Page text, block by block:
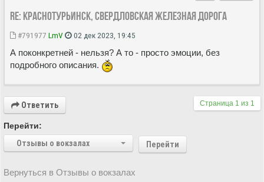
Re: Краснотурьинск, Свердловская железная дорога
#791977 LmV 02 дек 2023, 19:45
А поконкретней - нельзя? А то - просто эмоции, без
подробного описания.
Ответить Страница 1 из 1
Перейти:
Отзывы о вокзалах
Перейти
Вернуться в Отзывы о вокзалах